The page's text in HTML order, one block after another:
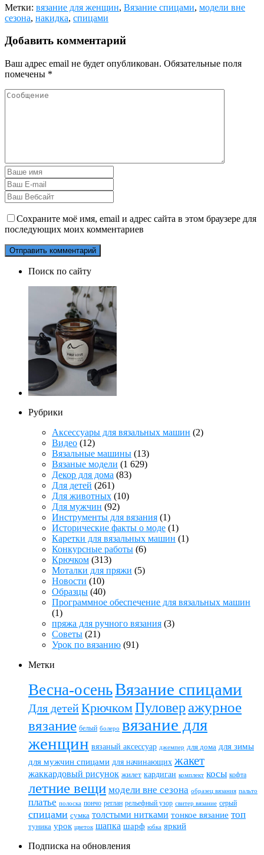
Метки: вязание для женщин, Вязание спицами, модели вне
сезона, накидка, спицами
Добавить комментарий
Ваш адрес email не будет опубликован. Обязательные поля
помечены *
Сохраните моё имя, email и адрес сайта в этом браузере для
последующих моих комментариев
Поиск по сайту
Рубрики
Аксессуары для вязальных машин (2)
Видео (12)
Вязальные машины (13)
Вязаные модели (1 629)
Декор для дома (83)
Для детей (261)
Для животных (10)
Для мужчин (92)
Инструменты для вязания (1)
Исторические факты о моде (1)
Каретки для вязальных машин (1)
Конкурсные работы (6)
Крючком (313)
Моталки для пряжи (5)
Новости (10)
Образцы (40)
Программное обеспечение для вязальных машин
(1)
пряжа для ручного вязания (3)
Советы (21)
Урок по вязанию (91)
Метки
Весна-осеньВязание спицами
Для детейКрючкомПуловер ажурное
вязание белый болеро вязание для
женщин вязаный аксессуар джемпер для дома для зимы
для мужчин спицами для начинающих жакет
жаккардовый рисунок жилет кардиган комплект косы кофта
летние вещи модели вне сезона образец вязания пальто
платье полоска пончо реглан рельефный узор свитер вязание серый
спицами сумка толстыми нитками тонкое вязание топ
туника урок цветок шапка шарф юбка яркий
Подписка на обновления